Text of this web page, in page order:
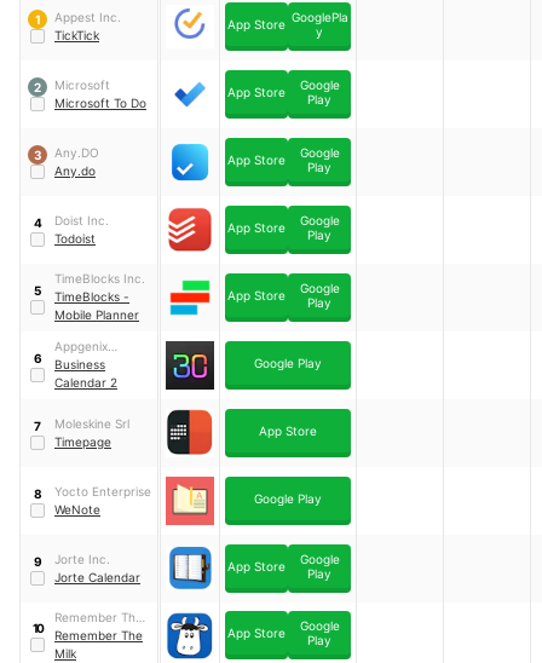
1
Appest Inc.
TickTick
App Store GooglePla
y
2
Microsoft
Microsoft To Do
App Store
Google
Play
3
Any.DO
Any.do
App Store
Google
Play
4
Doist Inc.
Todoist
App Store
Google
Play
5
TimeBlocks Inc.
TimeBlocks -
Mobile Planner
App Store
Google
Play
6
Appgenix
Software
Business
Calendar 2
Google Play
7
Moleskine Srl
Timepage
App Store
8
Yocto Enterprise
WeNote
Google Play
9
Jorte Inc.
Jorte Calendar
App Store
Google
Play
10
Remember The
Milk
Remember The
Milk
App Store
Google
Play